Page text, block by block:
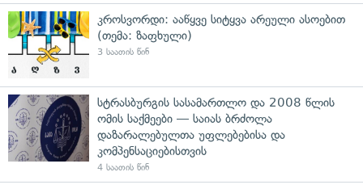
კროსვორდი: ააწყვე სიტყვა არეული ასოებით
(თემა: ზაფხული)
3 საათის წინ
სტრასბურგის სასამართლო და 2008 წლის
ომის საქმეები — საიას ბრძოლა
დაზარალებულთა უფლებებისა და
კომპენსაციებისთვის
4 საათის წინ